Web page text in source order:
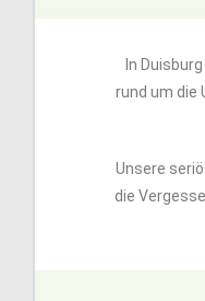
In
rund um die
Unsere
die